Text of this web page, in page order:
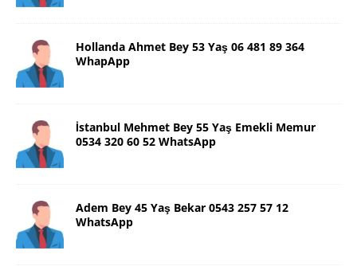
Hollanda Ahmet Bey 53 Yaş 06 481 89 364
WhapApp
İstanbul Mehmet Bey 55 Yaş Emekli Memur
0534 320 60 52 WhatsApp
Adem Bey 45 Yaş Bekar 0543 257 57 12
WhatsApp